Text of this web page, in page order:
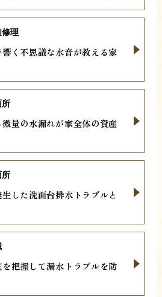
く不思議な水音が教える家
修理
量の水漏れが家全体の資産
所
した洗面台排水トラブルと
所
把握して漏水トラブルを防